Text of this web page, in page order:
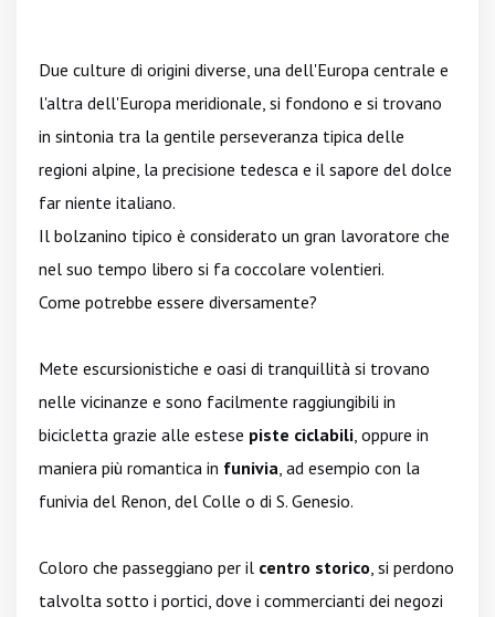
Due culture di origini diverse, una dell'Europa centrale e
l'altra dell'Europa meridionale, si fondono e si trovano
in sintonia tra la gentile perseveranza tipica delle
regioni alpine, la precisione tedesca e il sapore del dolce
far niente italiano.
Il bolzanino tipico è considerato un gran lavoratore che
nel suo tempo libero si fa coccolare volentieri.
Come potrebbe essere diversamente?
Mete escursionistiche e oasi di tranquillità si trovano
nelle vicinanze e sono facilmente raggiungibili in
bicicletta grazie alle estese piste ciclabili, oppure in
maniera più romantica in funivia, ad esempio con la
funivia del Renon, del Colle o di S. Genesio.
Coloro che passeggiano per il centro storico, si perdono
talvolta sotto i portici, dove i commercianti dei negozi